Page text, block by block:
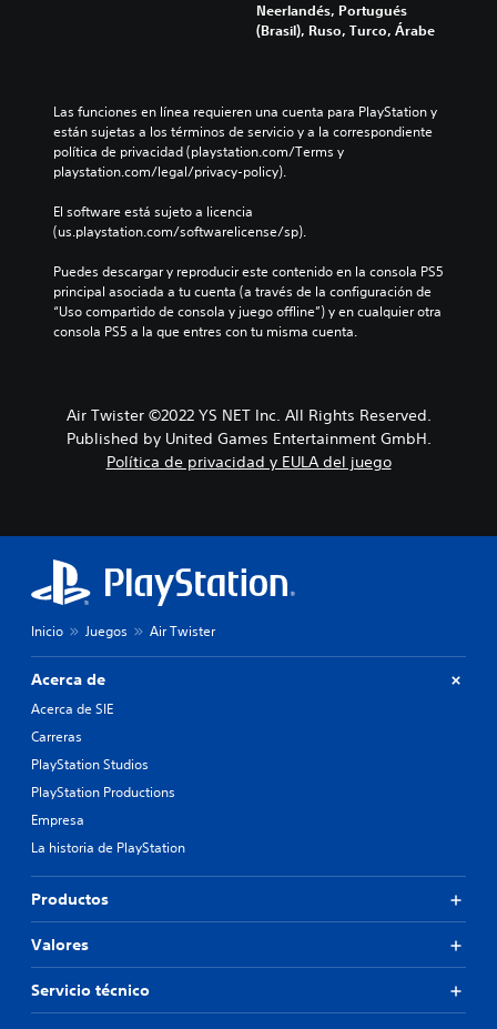
Neerlandés, Portugués
(Brasil), Ruso, Turco, Árabe
Las funciones en línea requieren una cuenta para PlayStation y
están sujetas a los términos de servicio y a la correspondiente
política de privacidad (playstation.com/Terms y
playstation.com/legal/privacy-policy).
El software está sujeto a licencia
(us.playstation.com/softwarelicense/sp).
Puedes descargar y reproducir este contenido en la consola PS5
principal asociada a tu cuenta (a través de la configuración de
“Uso compartido de consola y juego offline”) y en cualquier otra
consola PS5 a la que entres con tu misma cuenta.
Air Twister ©2022 YS NET Inc. All Rights Reserved.
Published by United Games Entertainment GmbH.
Política de privacidad y EULA del juego
Inicio Juegos Air Twister
Acerca de
Acerca de SIE
Carreras
PlayStation Studios
PlayStation Productions
Empresa
La historia de PlayStation
Productos
Valores
Servicio técnico